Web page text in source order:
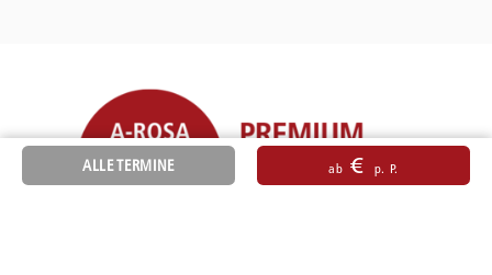
ALLE TERMINE ab € p. P.